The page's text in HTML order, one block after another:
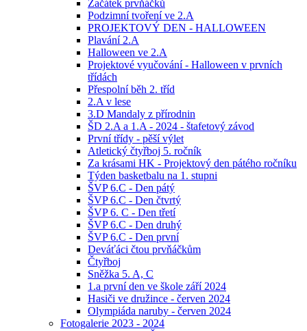
Začátek prvňáčků
Podzimní tvoření ve 2.A
PROJEKTOVÝ DEN - HALLOWEEN
Plavání 2.A
Halloween ve 2.A
Projektové vyučování - Halloween v prvních
třídách
Přespolní běh 2. tříd
2.A v lese
3.D Mandaly z přírodnin
ŠD 2.A a 1.A - 2024 - štafetový závod
První třídy - pěší výlet
Atletický čtyřboj 5. ročník
Za krásami HK - Projektový den pátého ročníku
Týden basketbalu na 1. stupni
ŠVP 6.C - Den pátý
ŠVP 6.C - Den čtvrtý
ŠVP 6. C - Den třetí
ŠVP 6.C - Den druhý
ŠVP 6.C - Den první
Deváťáci čtou prvňáčkům
Čtyřboj
Sněžka 5. A, C
1.a první den ve škole září 2024
Hasiči ve družince - červen 2024
Olympiáda naruby - červen 2024
Fotogalerie 2023 - 2024